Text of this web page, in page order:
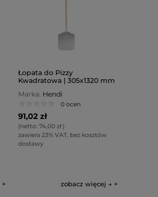
Łopata do Pizzy
Kwadratowa | 305x1320 mm
Marka: Hendi
0 ocen
91,02 zł
(netto:74,00 zł)
zawiera 23% VAT, bez kosztów
dostawy
zobacz więcej →